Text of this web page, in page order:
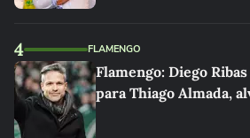
4 FLAMENGO
Flamengo: Diego
para Thiago Almada,